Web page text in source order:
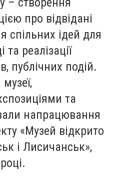
про відвідані
спільних ідей для
реалізації
публічних подій.
та
напрацювання
«Музей відкрито
і Лисичанськ»,